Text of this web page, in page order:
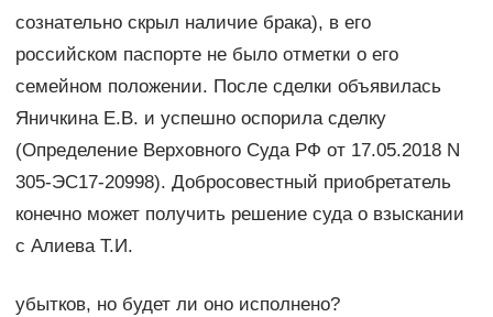
сознательно скрыл наличие брака), в его
российском паспорте не было отметки о его
семейном положении. После сделки объявилась
Яничкина Е.В. и успешно оспорила сделку
(Определение Верховного Суда РФ от 17.05.2018 N
305-ЭС17-20998). Добросовестный приобретатель
конечно может получить решение суда о взыскании
с Алиева Т.И.
убытков, но будет ли оно исполнено?